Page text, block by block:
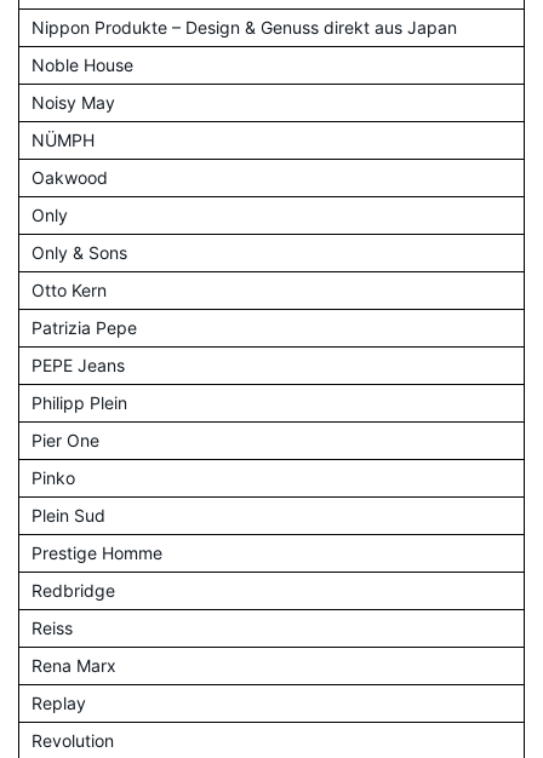
Nippon Produkte – Design & Genuss direkt aus Japan
Noble House
Noisy May
NÜMPH
Oakwood
Only
Only & Sons
Otto Kern
Patrizia Pepe
PEPE Jeans
Philipp Plein
Pier One
Pinko
Plein Sud
Prestige Homme
Redbridge
Reiss
Rena Marx
Replay
Revolution